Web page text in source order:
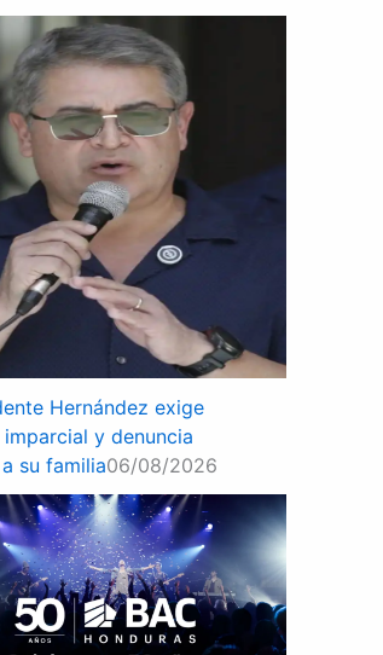
Hernández exige
y denuncia
su familia06/08/2026